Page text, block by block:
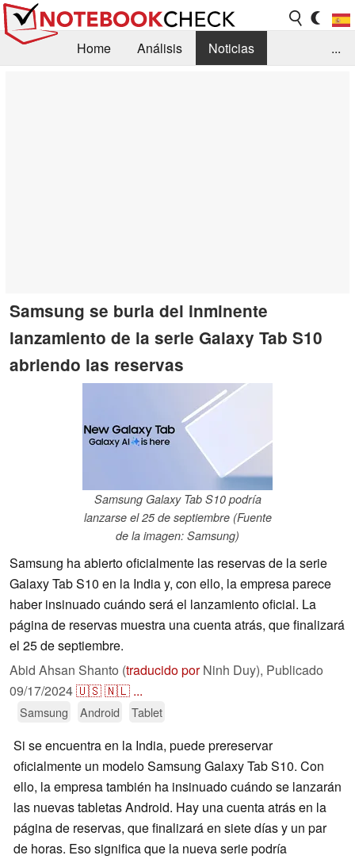
Home Análisis
Noticias
...
Samsung se burla del inminente
lanzamiento de la serie Galaxy Tab S10
abriendo las reservas
Samsung Galaxy Tab S10 podría
lanzarse el 25 de septiembre (Fuente
de la imagen: Samsung)
Samsung ha abierto oficialmente las reservas de la serie
Galaxy Tab S10 en la India y, con ello, la empresa parece
haber insinuado cuándo será el lanzamiento oficial. La
página de reservas muestra una cuenta atrás, que finalizará
el 25 de septiembre.
Abid Ahsan Shanto (traducido porNinh Duy), Publicado
09/17/2024🇺🇸🇳🇱 ...
Samsung Android Tablet
Si se encuentra en la India, puede prereservar
oficialmente un modelo Samsung Galaxy Tab S10. Con
ello, la empresa también ha insinuado cuándo se lanzarán
las nuevas tabletas Android. Hay una cuenta atrás en la
página de reservas, que finalizará en siete días y un par
de horas. Eso significa que la nueva serie podría